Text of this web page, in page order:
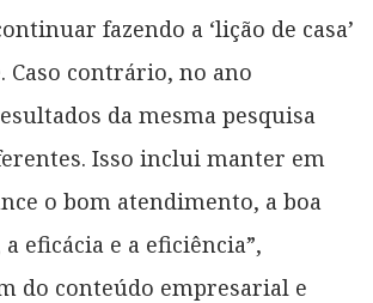
fazendo a ‘lição de casa’
Caso contrário, no ano
da mesma pesquisa
Isso inclui manter em
o bom atendimento, a boa
eficácia e a eficiência”,
do conteúdo empresarial e